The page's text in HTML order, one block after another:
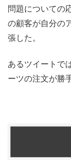
問題についての
の顧客が自分の
張した。
あるツイートで
ーツの注文が勝